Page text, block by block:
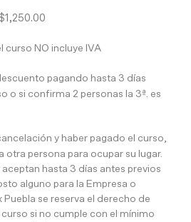
$1,250.00
curso NO incluye IVA
pagando hasta 3 días
o si confirma 2 personas la 3ª. es
y haber pagado el curso,
otra persona para ocupar su lugar.
hasta 3 días antes previos
alguno para la Empresa o
se reserva el derecho de
si no cumple con el mínimo